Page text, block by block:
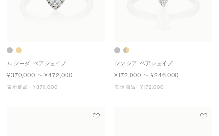
ルシーダ ペアシェイプ
¥370,000 〜 ¥472,000
表示商品： ¥370,000
シンシア ペアシェイプ
¥172,000 〜 ¥246,000
表示商品： ¥172,000